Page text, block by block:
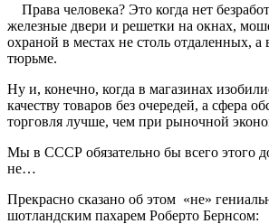
Права человека? Это когда нет
железные двери и решетки на окнах,
охраной в местах не столь отдаленных, а
тюрьме.
Ну и, конечно, когда в магазинах
качеству товаров без очередей, а сфера
торговля лучше, чем при рыночной
Мы в СССР обязательно бы всего этого
не…
Прекрасно сказано об этом «не»
шотландским пахарем Роберто Бернсом: